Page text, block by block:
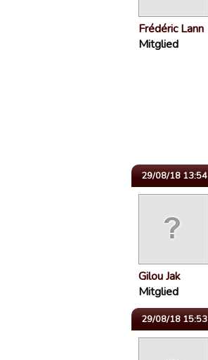
Frédéric Lann
Mitglied
29/08/18 13:54
Gilou Jak
Mitglied
29/08/18 15:53